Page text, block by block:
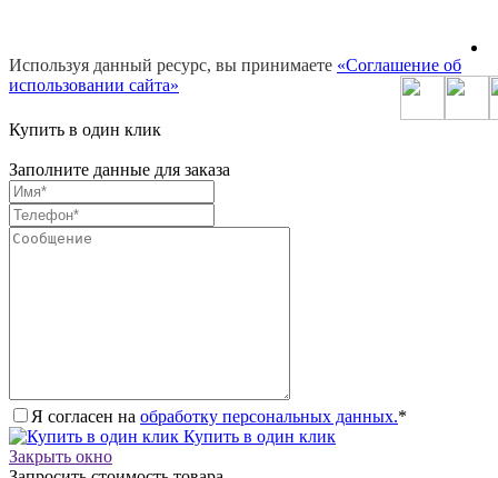
Используя данный ресурс, вы принимаете «Соглашение об
использовании сайта»
Купить в один клик
Заполните данные для заказа
Я согласен на обработку персональных данных.*
Купить в один клик
Закрыть окно